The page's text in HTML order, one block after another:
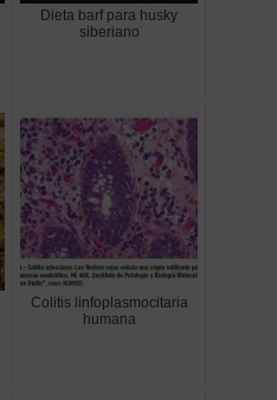
Dieta barf para husky
siberiano
Colitis linfoplasmocitaria
humana